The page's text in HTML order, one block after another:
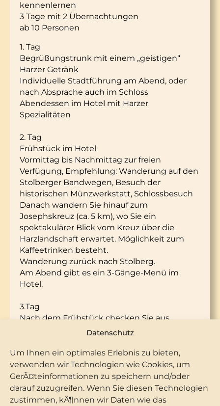
Datenschutz
Um Ihnen ein optimales Erlebnis zu bieten,
verwenden wir Technologien wie Cookies, um
GerÃ¤teinformationen zu speichern und/oder
darauf zuzugreifen. Wenn Sie diesen Technologien
zustimmen, kÃ¶nnen wir Daten wie das
kennenlernen
3 Tage mit 2 Übernachtungen
ab 10 Personen
1. Tag
Begrüßungstrunk mit einem „geistigen“
Harzer Getränk
Individuelle Stadtführung am Abend, oder
nach Absprache auch im Schloss
Abendessen im Hotel mit Harzer
Spezialitäten
2. Tag
Frühstück im Hotel
Vormittag bis Nachmittag zur freien
Verfügung, Empfehlung: Wanderung auf den
Stolberger Bandwegen, Besuch der
historischen Münzwerkstatt, Schlossbesuch
Danach wandern Sie hinauf zum
Josephskreuz (ca. 5 km), wo Sie ein
spektakulärer Blick vom Kreuz über die
Harzlandschaft erwartet. Möglichkeit zum
Kaffeetrinken besteht.
Wanderung zurück nach Stolberg.
Am Abend gibt es ein 3-Gänge-Menü im
Hotel.
3.Tag
Nach dem Frühstück checken Sie aus
Für die Rückfahrt empfehlen wir einen
(Gipshöhle), dem Besuch des Kyffhäuser-
Denkmals oder dem Panoramamuseum in
Bad Frankenhausen (dort auch unbedingt
den schiefsten Kirchturm Deutschlands
anschauen)